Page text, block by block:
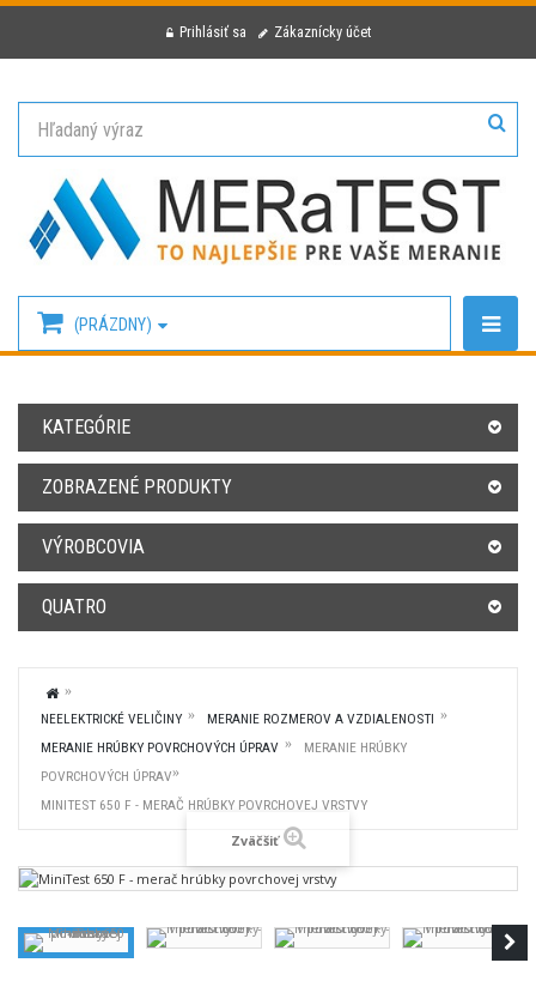
Prihlásiť sa Zákaznícky účet
(PRÁZDNY)
KATEGÓRIE
ZOBRAZENÉ PRODUKTY
VÝROBCOVIA
QUATRO
NEELEKTRICKÉ VELIČINY
MERANIE ROZMEROV A VZDIALENOSTI
MERANIE HRÚBKY POVRCHOVÝCH ÚPRAV
MERANIE HRÚBKY
POVRCHOVÝCH ÚPRAV
MINITEST 650 F - MERAČ HRÚBKY POVRCHOVEJ VRSTVY
Zväčšiť